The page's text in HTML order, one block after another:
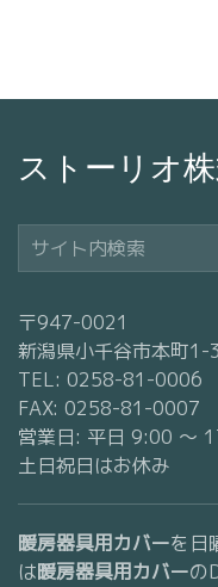
ストーリオ
〒947-0021
新潟県小千谷市本町1-
TEL: 0258-81-0006
FAX: 0258-81-0007
営業日: 平日 9:00 〜
土日祝日はお休み
暖房器具用カバーを日
は暖房器具用カバーの